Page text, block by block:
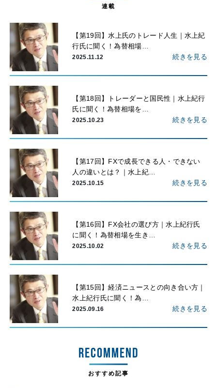
連載
【第19回】水上氏のトレード人生｜水上紀
行氏に聞く！為替相場…
2025.11.12 続きを見る
【第18回】トレーダーと国民性｜水上紀行
氏に聞く！為替相場を…
2025.10.23 続きを見る
【第17回】FXで成長できる人・できない
人の違いとは？｜水上紀…
2025.10.15 続きを見る
【第16回】FX会社の選び方｜水上紀行氏
に聞く！為替相場を生き…
2025.10.02 続きを見る
【第15回】経済ニュースとの向き合い方｜
水上紀行氏に聞く！為…
2025.09.16 続きを見る
RECOMMEND
おすすめ記事